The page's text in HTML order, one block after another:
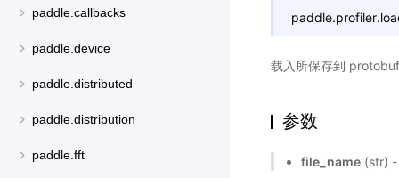
paddle.callbacks
paddle.device
paddle.distributed
paddle.distribution
paddle.fft
paddle.profiler.
载入所保存到
参数
file_name (str) -